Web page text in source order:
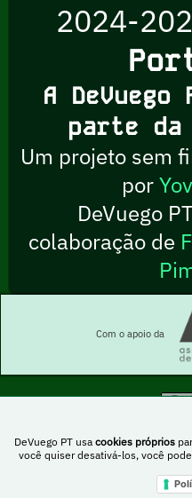
DeVuego PT usa cookies próprios
você quiser desativá-los, você pode
2024-
A
parte da
Um projeto sem
por
DeVuego
colaboração de
Com o apoio da
PartilhaIgual